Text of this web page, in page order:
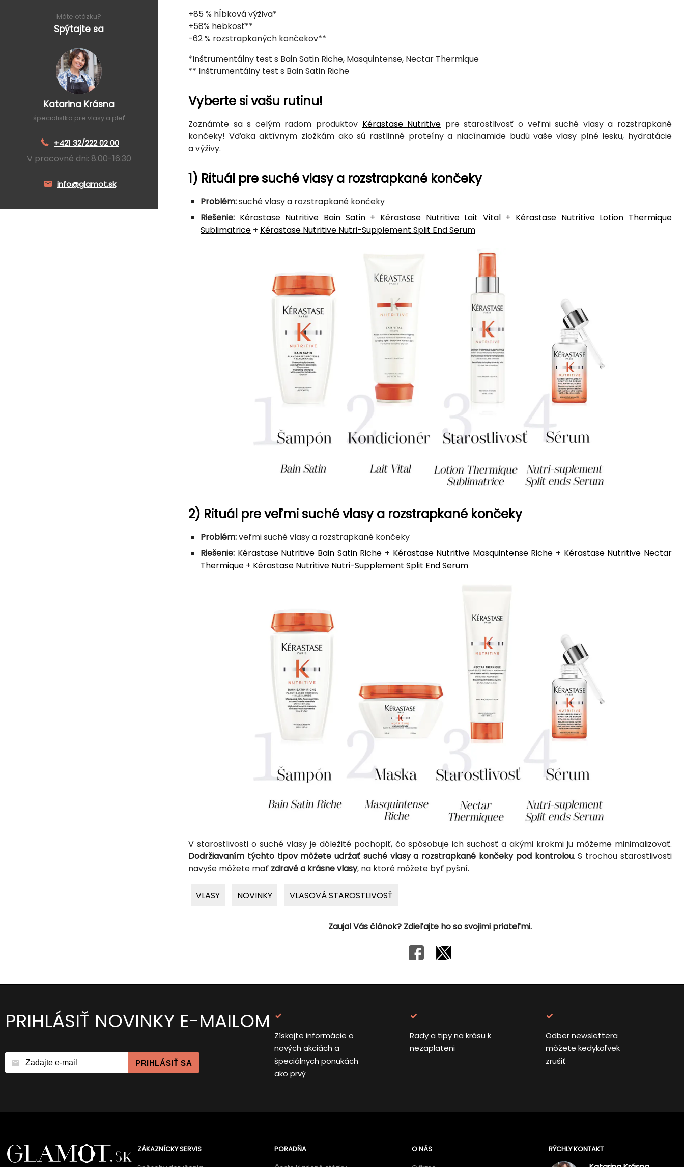
Máte otázku?
Spýtajte sa
Katarina Krásna
špecialistka pre vlasy a pleť
+421 32/222 02 00
V pracovné dni: 8:00-16:30
info@glamot.sk
+85 % hĺbková výživa*
+58% hebkosť**
-62 % rozstrapkaných končekov**
*Inštrumentálny test s Bain Satin Riche, Masquintense, Nectar Thermique
** Inštrumentálny test s Bain Satin Riche
Vyberte si vašu rutinu!
Zoznámte sa s celým radom produktov Kérastase Nutritive pre starostlivosť o veľmi suché vlasy a rozstrapkané
končeky! Vďaka aktívnym zložkám ako sú rastlinné proteíny a niacínamide budú vaše vlasy plné lesku, hydratácie
a výživy.
1) Rituál pre suché vlasy a rozstrapkané končeky
Problém:suché vlasy a rozstrapkané končeky
Riešenie: Kérastase Nutritive Bain Satin+ Kérastase Nutritive Lait Vital+ Kérastase Nutritive Lotion Thermique
Sublimatrice + Kérastase Nutritive Nutri-Supplement Split End Serum
2) Rituál pre veľmi suché vlasy a rozstrapkané končeky
Problém:veľmi suché vlasy a rozstrapkané končeky
Riešenie: Kérastase Nutritive Bain Satin Riche + Kérastase Nutritive Masquintense Riche + Kérastase Nutritive Nectar
Thermique + Kérastase Nutritive Nutri-Supplement Split End Serum
V starostlivosti o suché vlasy je dôležité pochopiť, čo spôsobuje ich suchosť a akými krokmi ju môžeme minimalizovať.
Dodržiavaním týchto tipov môžete udržať suché vlasy a rozstrapkané končeky pod kontrolou. S trochou starostlivosti
navyše môžete mať zdravé a krásne vlasy, na ktoré môžete byť pyšní.
VLASY NOVINKY VLASOVÁ STAROSTLIVOSŤ
Zaujal Vás článok? Zdieľajte ho so svojimi priateľmi.
PRIHLÁSIŤ NOVINKY E-MAILOM
PRIHLÁSIŤ SA
Získajte informácie o
nových akciách a
špeciálnych ponukách
ako prvý
Rady a tipy na krásu k
nezaplateni
Odber newslettera
môžete kedykoľvek
zrušiť
ZÁKAZNÍCKY SERVIS
PORADŇA
O NÁS
RÝCHLY KONTAKT